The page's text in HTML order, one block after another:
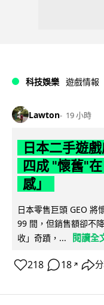
科技娛樂 遊戲情報
Lawton 19 小時
日本二手遊
四成 "懷舊"
感」
日本零售巨頭 GEO 將
99 間，但銷售額卻不
收」奇蹟，...
閱讀全
218 18 ↗